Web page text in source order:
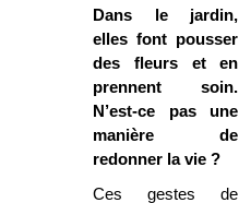
Dans le jardin,
elles font pousser
des fleurs et en
prennent soin.
N’est-ce pas une
manière de
redonner la vie ?
Ces gestes de